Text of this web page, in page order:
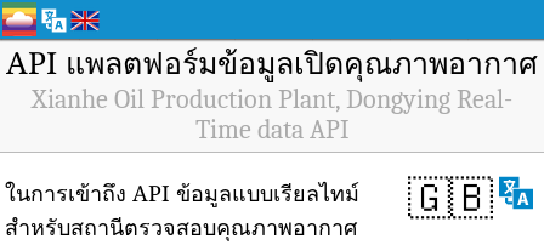
API แพลตฟอร์มข้อมูลเปิดคุณภาพอากาศ
Xianhe Oil Production Plant, Dongying Real-
Time data API
🇬🇧
ในการเข้าถึง API ข้อมูลแบบเรียลไทม์
สำหรับสถานีตรวจสอบคุณภาพอากาศ